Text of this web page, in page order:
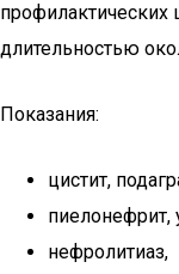
профилактических
длительностью
Показания:
цистит,
пиелонефрит,
нефролитиаз,